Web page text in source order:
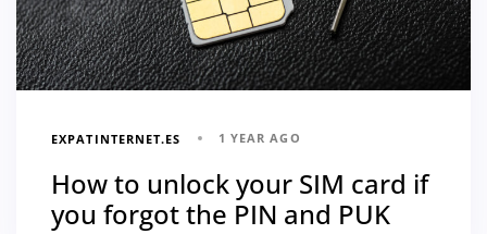
EXPATINTERNET.ES 1 YEAR AGO
How to unlock your SIM card if
you forgot the PIN and PUK